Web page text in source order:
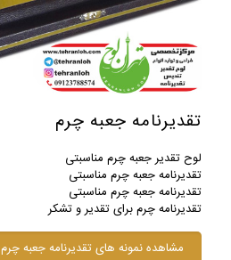
تقدیرنامه جعبه چرم
لوح تقدیر جعبه چرم مناسبتی
تقدیرنامه جعبه چرم مناسبتی
تقدیرنامه جعبه چرم مناسبتی
تقدیرنامه چرم برای تقدیر و تشکر
مشاهده نمونه های تقدیرنامه جعبه چرم